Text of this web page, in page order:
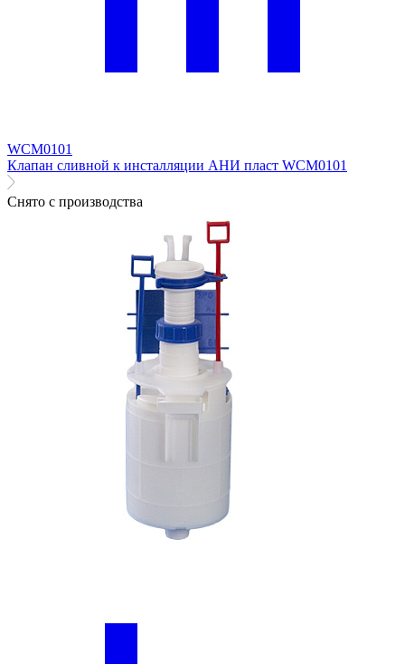
WCM0101
Клапан сливной к инсталляции АНИ пласт WCM0101
Снято с производства